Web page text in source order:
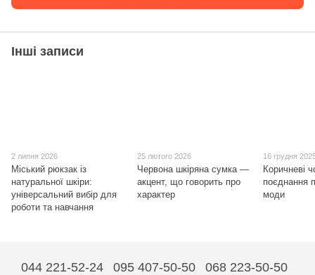
Інші записи
2 липня 2026
Міський рюкзак із
натуральної шкіри:
універсальний вибір для
роботи та навчання
25 лютого 2026
Червона шкіряна сумка —
акцент, що говорить про
характер
16 грудня
Коричневі
поєднання
моди
044 221-52-24 095 407-50-50 068 223-50-50